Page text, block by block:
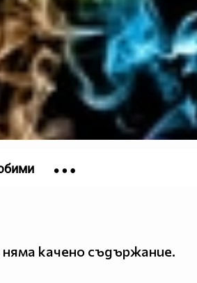
качено съдържание.